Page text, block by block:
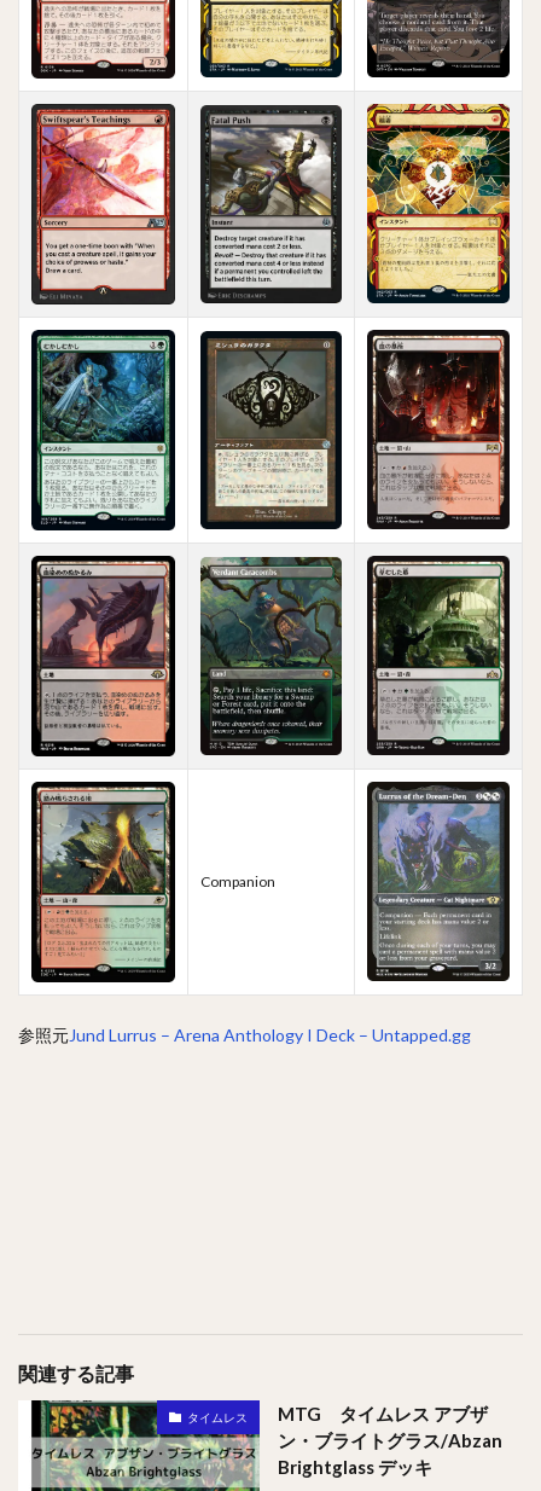
Companion
参照元Jund Lurrus – Arena Anthology I Deck – Untapped.gg
関連する記事
タイムレス
MTG タイムレス アブザ
ン・ブライトグラス/Abzan
Brightglass デッキ